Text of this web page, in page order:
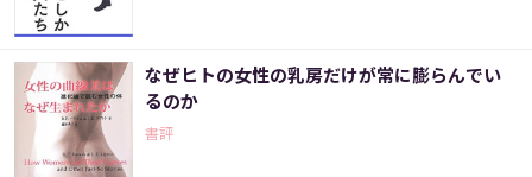
なぜヒトの女性の乳房だけが常に膨らんでい
るのか
書評